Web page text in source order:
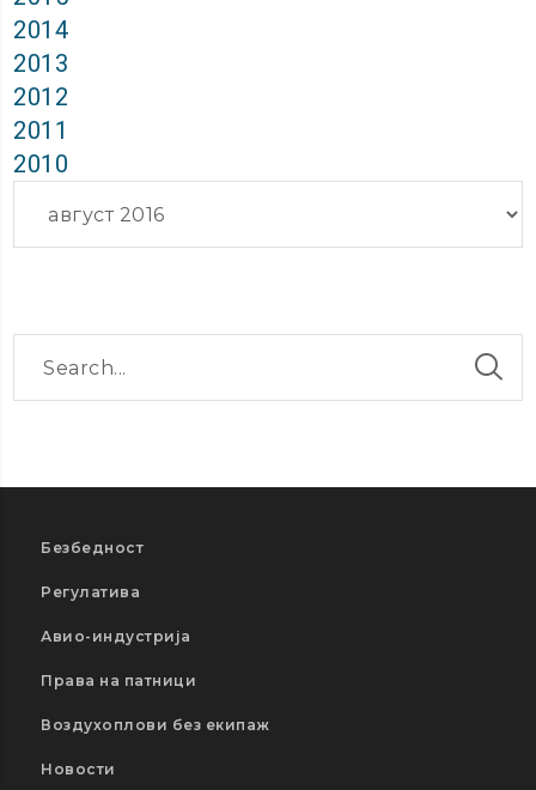
2014
2013
2012
2011
2010
Безбедност
Регулатива
Авио-индустрија
Права на патници
Воздухоплови без екипаж
Новости